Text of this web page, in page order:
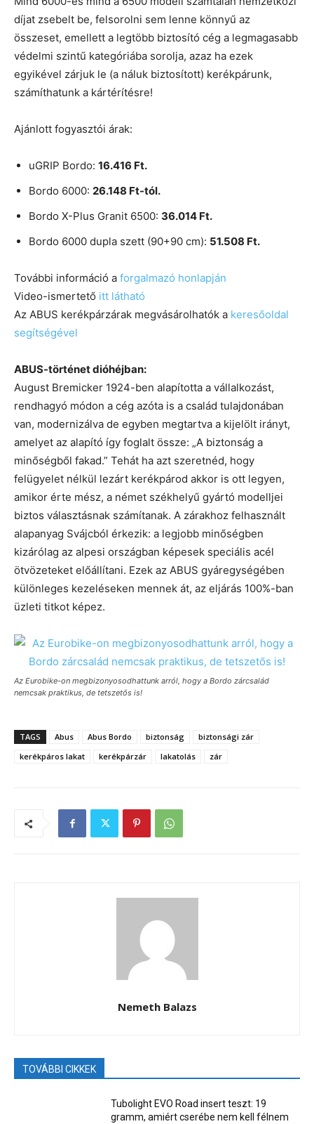
díjat zsebelt be, felsorolni sem lenne könnyű az
összeset, emellett a legtöbb biztosító cég a legmagasabb
védelmi szintű kategóriába sorolja, azaz ha ezek
egyikével zárjuk le (a náluk biztosított) kerékpárunk,
számíthatunk a kártérítésre!
Ajánlott fogyasztói árak:
uGRIP Bordo: 16.416 Ft.
Bordo 6000: 26.148 Ft-tól.
Bordo X-Plus Granit 6500: 36.014 Ft.
Bordo 6000 dupla szett (90+90 cm): 51.508 Ft.
További információ a forgalmazó honlapján
Video-ismertető itt látható
Az ABUS kerékpárzárak megvásárolhatók a keresőoldal
segítségével
ABUS-történet dióhéjban:
August Bremicker 1924-ben alapította a vállalkozást,
rendhagyó módon a cég azóta is a család tulajdonában
van, modernizálva de egyben megtartva a kijelölt irányt,
amelyet az alapító így foglalt össze: „A biztonság a
minőségből fakad.” Tehát ha azt szeretnéd, hogy
felügyelet nélkül lezárt kerékpárod akkor is ott legyen,
amikor érte mész, a német székhelyű gyártó modelljei
biztos választásnak számítanak. A zárakhoz felhasznált
alapanyag Svájcból érkezik: a legjobb minőségben
kizárólag az alpesi országban képesek speciális acél
ötvözeteket előállítani. Ezek az ABUS gyáregységében
különleges kezeléseken mennek át, az eljárás 100%-ban
üzleti titkot képez.
Az Eurobike-on megbizonyosodhattunk arról, hogy a Bordo zárcsalád
nemcsak praktikus, de tetszetős is!
TAGS Abus Abus Bordo biztonság
biztonsági zár
kerékpáros lakat
kerékpárzár lakatolás zár
Nemeth Balazs
TOVÁBBI CIKKEK
Tubolight EVO Road insert teszt: 19
gramm, amiért cserébe nem kell félnem